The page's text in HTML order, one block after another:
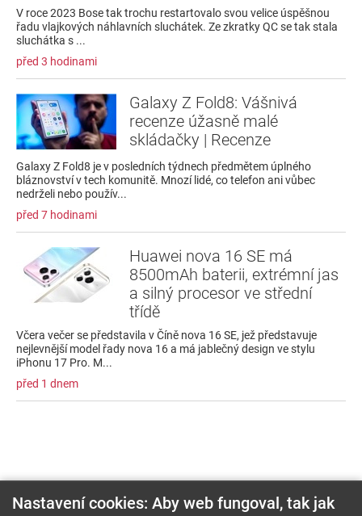
V roce 2023 Bose tak trochu restartovalo svou velice úspěšnou
řadu vlajkových náhlavních sluchátek. Ze zkratky QC se tak stala
sluchátka s ...
před 3 hodinami
Galaxy Z Fold8: Vášnivá
recenze úžasně malé
skládačky | Recenze
Galaxy Z Fold8 je v posledních týdnech předmětem úplného
bláznovství v tech komunitě. Mnozí lidé, co telefon ani vůbec
nedrželi nebo použív...
před 7 hodinami
Huawei nova 16 SE má
8500mAh baterii, extrémní jas
a silný procesor ve střední
třídě
Včera večer se představila v Číně nova 16 SE, jež představuje
nejlevnější model řady nova 16 a má jablečný design ve stylu
iPhonu 17 Pro. M...
před 1 dnem
Nastavení cookies: Aby web fungoval, tak jak